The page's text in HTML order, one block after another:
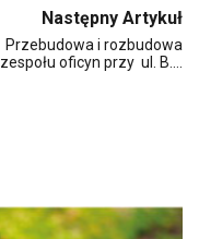
Następny Artykuł
Przebudowa i rozbudowa
zespołu oficyn przy ul. B.…